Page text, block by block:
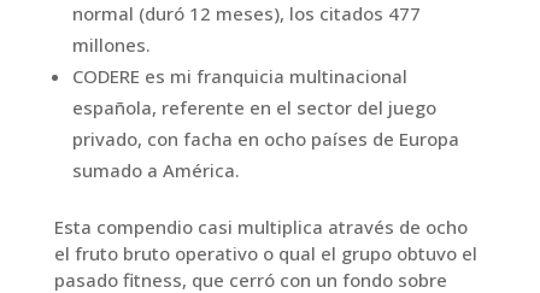
normal (duró 12 meses), los citados 477
millones.
CODERE es mi franquicia multinacional
española, referente en el sector del juego
privado, con facha en ocho países de Europa
sumado a América.
Esta compendio casi multiplica através de ocho
el fruto bruto operativo o qual el grupo obtuvo el
pasado fitness, que cerró con un fondo sobre